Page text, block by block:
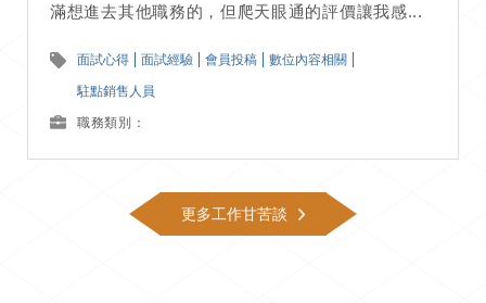
滿想進去其他職務的，但爬天眼通的評價讓我感...
面試心得 面試經驗 會員投稿 數位內容相關
駐點銷售人員
職務類別：
更多工作甘苦談